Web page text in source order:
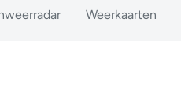
Weerkaarten